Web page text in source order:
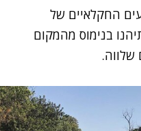
החקלאיים של
בנימוס מהמקום
שלווה.